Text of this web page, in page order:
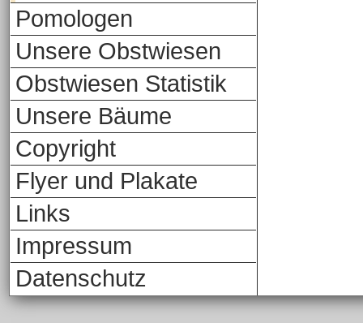
Pomologen
Unsere Obstwiesen
Obstwiesen Statistik
Unsere Bäume
Copyright
Flyer und Plakate
Links
Impressum
Datenschutz